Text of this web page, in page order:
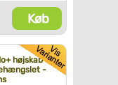
Køb
højskab
-